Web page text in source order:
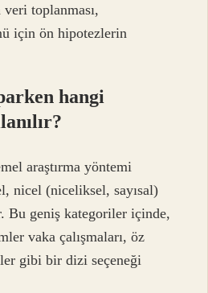
toplanması,
için ön hipotezlerin
hangi
araştırma yöntemi
nicel (niceliksel, sayısal)
Bu geniş kategoriler içinde,
vaka çalışmaları, öz
gibi bir dizi seçeneği